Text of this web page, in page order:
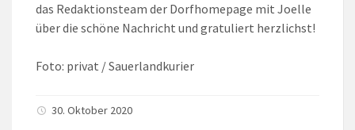
das Redaktionsteam der Dorfhomepage mit Joelle
über die schöne Nachricht und gratuliert herzlichst!
Foto: privat / Sauerlandkurier
30. Oktober 2020